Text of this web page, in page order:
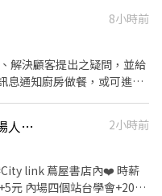
！雙倍薪水！做一
做越久，領越多！ 🍔升遷
徵求時段參考(時間都可以
8小時前
解決顧客提出之疑問，並給
息通知廚房做餐，或可進行
、剝、削、切各種食材。 ．
不同餐點所需要的食材。
重量。 外帶服務。
有供餐⭐️時薪最高225元⭐️餐廳內場人員及洗滌人員
2小時前
時薪
元 內場四個站台學會+20元